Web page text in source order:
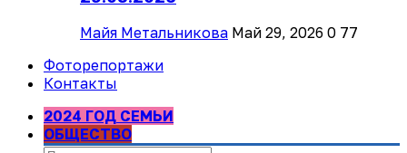
Майя Метальникова Май 29, 2026 0 77
Фоторепортажи
Контакты
2024 ГОД СЕМЬИ
ОБЩЕСТВО